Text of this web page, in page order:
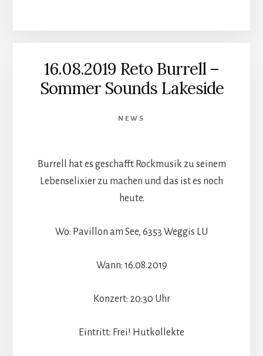
16.08.2019 Reto Burrell –
Sommer Sounds Lakeside
NEWS
Burrell hat es geschafft Rockmusik zu seinem
Lebenselixier zu machen und das ist es noch
heute.
Wo: Pavillon am See, 6353 Weggis LU
Wann: 16.08.2019
Konzert: 20:30 Uhr
Eintritt: Frei! Hutkollekte